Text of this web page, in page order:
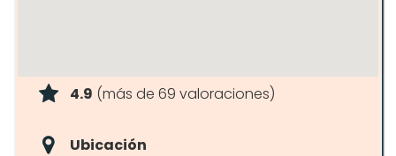
4.9 (más de 69 valoraciones)
Ubicación